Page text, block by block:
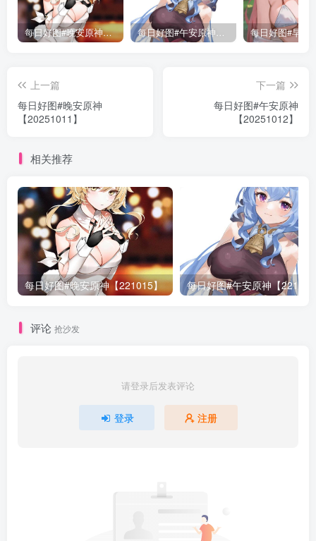
每日好图#晚安原神【221015】 每日好图#午安原神【221014】
上一篇
每日好图#晚安原神
【20251011】
下一篇
每日好图#午安原神
【20251012】
相关推荐
每日好图#晚安原神【221015】 每日好图#午安原神【
评论 抢沙发
请登录后发表评论
登录 注册